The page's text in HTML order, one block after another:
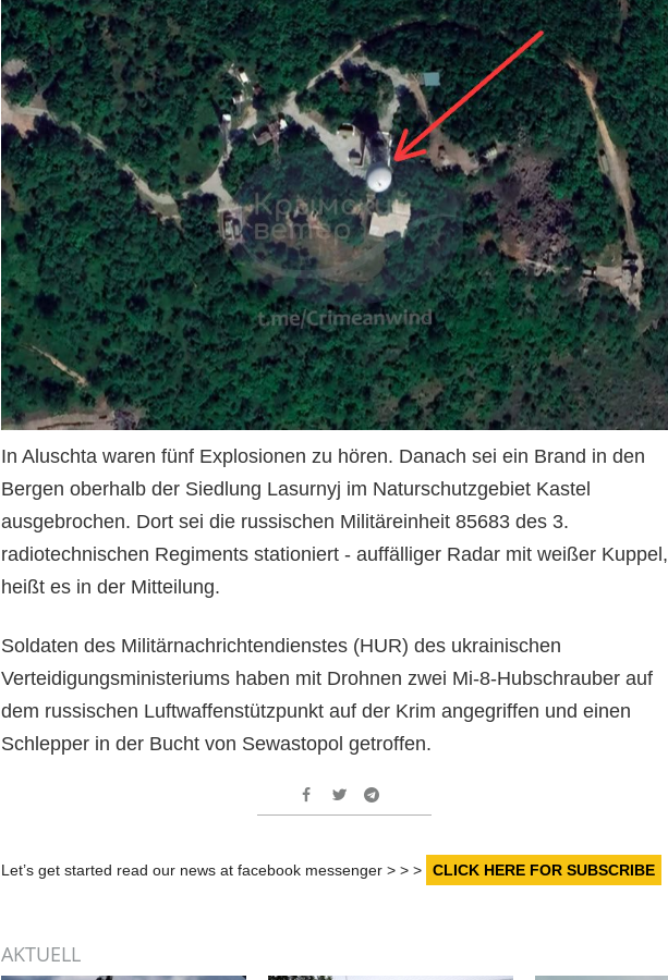
In Aluschta waren fünf Explosionen zu hören. Danach sei ein Brand in den
Bergen oberhalb der Siedlung Lasurnyj im Naturschutzgebiet Kastel
ausgebrochen. Dort sei die russischen Militäreinheit 85683 des 3.
radiotechnischen Regiments stationiert - auffälliger Radar mit weißer Kuppel,
heißt es in der Mitteilung.
Soldaten des Militärnachrichtendienstes (HUR) des ukrainischen
Verteidigungsministeriums haben mit Drohnen zwei Mi-8-Hubschrauber auf
dem russischen Luftwaffenstützpunkt auf der Krim angegriffen und einen
Schlepper in der Bucht von Sewastopol getroffen.
Let’s get started read our news at facebook messenger > > > CLICK HERE FOR SUBSCRIBE
AKTUELL